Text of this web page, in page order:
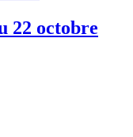
22 octobre